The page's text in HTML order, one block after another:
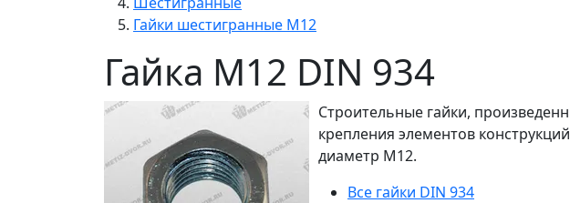
Гайки шестигранные М12
Гайка М12 DIN 934
Строительные гайки,
крепления элементов
диаметр М12.
Все гайки DIN 934